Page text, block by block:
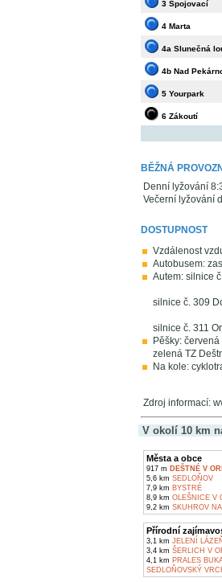
3 Spojovací
4 Marta
4a Slunečná
4b Nad
5 Yourpark
6 Zákoutí
BĚŽNÁ
Denní lyžování
Večerní lyžování
DOSTUPNOST
Vzdálenost
Autobusem:
Autem: silnice
silnice č. 309
silnice č. 311
Pěšky:
zelená TZ
Na kole:
Zdroj informací:
V okolí 10 km
Města a obce
917 m DEŠTNÉ V
5,6 km SEDLOŇOV
7,9 km BYSTRÉ
8,9 km OLEŠNICE V
9,2 km SKUHROV
Přírodní
3,1 km JELENÍ
3,4 km ŠERLICH V
4,1 km PRALES
SEDLOŇOVSKÝ